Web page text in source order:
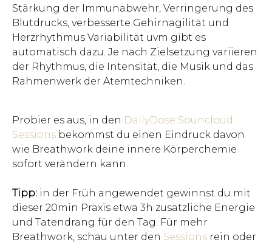
Stärkung der Immunabwehr, Verringerung des
Blutdrucks, verbesserte Gehirnagilität und
Herzrhythmus Variabilität uvm gibt es
automatisch dazu. Je nach Zielsetzung variieren
der Rhythmus, die Intensität, die Musik und das
Rahmenwerk der Atemtechniken.
Probier es aus, in den DailyDose Souncloud
Sessions bekommst du einen Eindruck davon
wie Breathwork deine innere Körperchemie
sofort verändern kann.
Tipp: in der Früh angewendet gewinnst du mit
dieser 20min Praxis etwa 3h zusätzliche Energie
und Tatendrang für den Tag. Für mehr
Breathwork, schau unter den Sessions rein oder